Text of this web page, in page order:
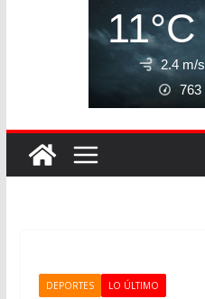
11°C
2.4 m/s
763
DEPORTES LO ÚLTIMO